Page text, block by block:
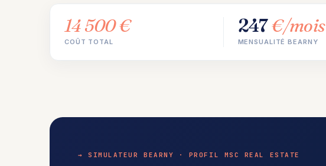
14 500 €
COÛT TOTAL
247€/mois
MENSUALITÉ BEARNY
→ SIMULATEUR BEARNY · PROFIL MSC REAL ESTATE